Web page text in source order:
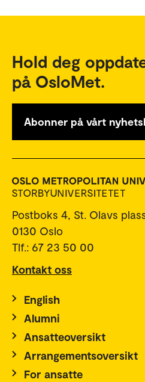
Hold deg
på OsloMet.
Abonner på vårt
Postboks 4, St. Olavs
0130 Oslo
Tlf.: 67 23 50 00
Kontakt oss
English
Alumni
Ansatteoversikt
Arrangementsoversikt
For ansatte